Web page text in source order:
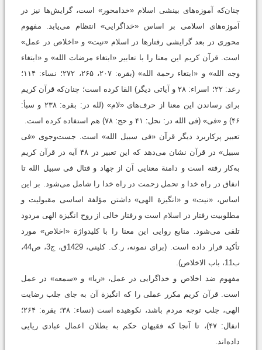
چنان‌که آموزه‌های بینشی اسلام «خدامحور» است، گرایش‌ها نیز در
آموزه‌های اسلامی بر اساس «خداگرایی» انتظام می‌یابد. مفهوم
محوری در بعد گرایشی رفتارها در اسلام «نیت» و «اخلاص در عمل»
است. قرآن کریم این معنا را با تعابیر «ابتغاء مرضات الله» و «ابتغاء
وجه الله» و «ابتغاء رحمة الله» (بقره: ۲۰۷، ۲۶۵، ۲۷۲؛ نساء: ۱۱۴؛
رعد: ۲۲؛ اسراء: ۲۸ و آیاتی دیگر) القا کرده است؛ چنان‌که قرآن کریم
برای رساندن این معنا از حرف‌های «لام» (لله در: بقره: ۲۳۸ و سبأ:
۴۶) و «فی» (فی الله در: نحل: ۴۱ و حج: ۷۸) هم استفاده کرده است.
تعبیر پرکاربرد دیگر قرآن «فی سبیل الله» است. جست‌وجوی «فی
سبیل» در قرآن نشان می‌دهد که این تعبیر در ۴۸ آیه در قرآن کریم
به‌کار رفته است و دامنة معنایی آن از جهاد و قتال فی سبیل الله تا
انفاق در راه خدا و تحمل زحمت در راه خدا را شامل می‌شود. بر این
اساس، «نیت» و «انگیزة الهی» داشتن مؤلفة اساسی مقبولیت و
مطلوبیت رفتار در اسلام است و رفتار خالی از روح انگیزة الهی مردود
تلقی می‌شود. منابع روایی این معنا را با کلیدواژة «اخلاص» مورد
تأکید قرار داده است. ‏(برای نمونه، ر.ک. کلینی، 1429ق، ج3، ص44،
ب11، باب الاخلاص‏).
مفهوم ضد اخلاص و خداگرایی در عمل، «ریا» و «سمعه» در عمل
است. قرآن کریم مکرر عملی را که انگیزة آن به جای جلب رضایت
الهی، جلب توجه مردم باشد، نکوهیده است (نساء: ۳۸؛ بقره: ۲۶۴؛
انفال: ۴۷)، تا آنجا که فقیهان حکم به بطلان اعمال عبادی ریایی
داده‌اند.